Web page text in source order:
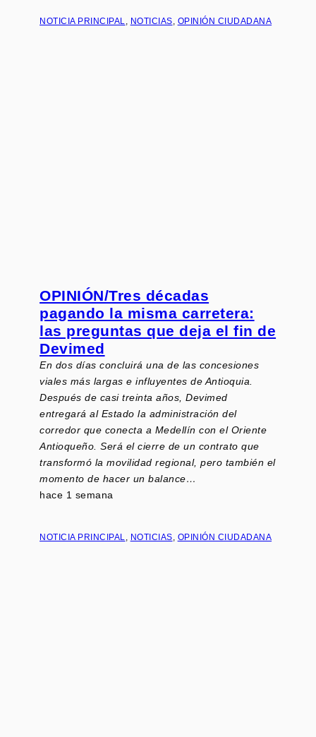
NOTICIA PRINCIPAL NOTICIAS OPINIÓN CIUDADANA
OPINIÓN/Tres décadas
pagando la misma carretera:
las preguntas que deja el fin de
Devimed
En dos días concluirá una de las concesiones
viales más largas e influyentes de Antioquia.
Después de casi treinta años, Devimed
entregará al Estado la administración del
corredor que conecta a Medellín con el Oriente
Antioqueño. Será el cierre de un contrato que
transformó la movilidad regional, pero también el
momento de hacer un balance…
hace 1 semana
NOTICIA PRINCIPAL, NOTICIAS, OPINIÓN CIUDADANA